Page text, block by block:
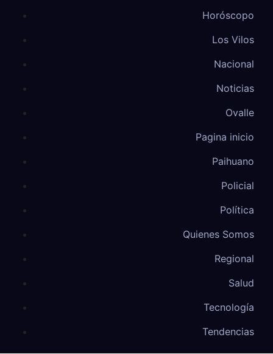
Horóscopo
Los Vilos
Nacional
Noticias
Ovalle
Pagina inicio
Paihuano
Policial
Política
Quienes Somos
Regional
Salud
Tecnología
Tendencias